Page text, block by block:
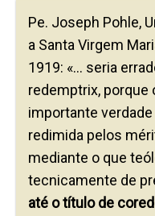
Pe. Joseph Pohle,
a Santa Virgem
1919: «… seria
redemptrix, porque
importante
redimida pelos
mediante o que
tecnicamente de
até o título de